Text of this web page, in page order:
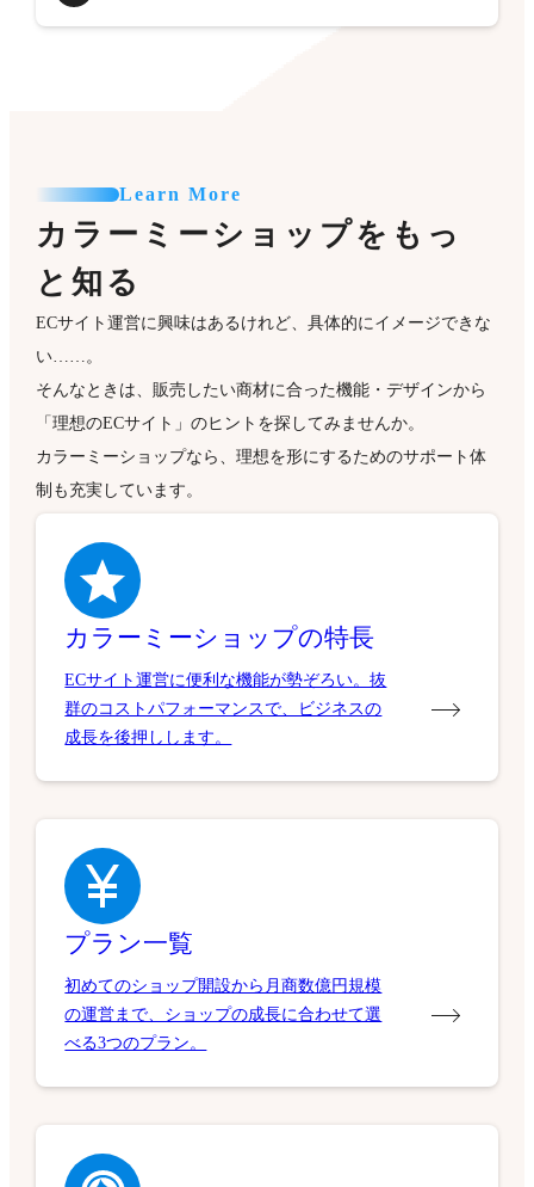
Learn More
カラーミーショップをもっ
と知る
ECサイト運営に興味はあるけれど、具体的にイメージできな
い……。
そんなときは、販売したい商材に合った機能・デザインから
「理想のECサイト」のヒントを探してみませんか。
カラーミーショップなら、理想を形にするためのサポート体
制も充実しています。
カラーミーショップの特長
ECサイト運営に便利な機能が勢ぞろい。抜
群のコストパフォーマンスで、ビジネスの
成長を後押しします。
プラン一覧
初めてのショップ開設から月商数億円規模
の運営まで、ショップの成長に合わせて選
べる3つのプラン。